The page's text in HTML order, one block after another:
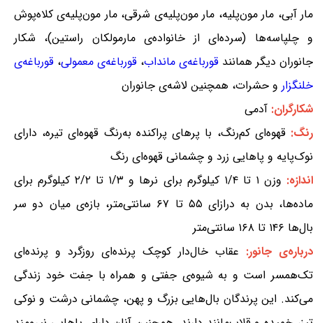
مار آبی، مار مون‌پلیه، مار مون‌پلیه‌ی شرقی، مار مون‌پلیه‌ی کلاه‌پوش
و چلپاسه‌ها (سرده‌ای از خانواده‌ی مارمولکان راستین)، شکار
جانوران دیگر همانند قورباغه‌ی مانداب، قورباغه‌ی معمولی، قورباغه‌ی
خلنگزار و حشرات، همچنین لاشه‌ی جانوران
شکارگران: آدمی
رنگ:قهوه‌ای کم‌رنگ، با پرهای پراکنده به‌رنگ قهوه‌ای تیره، دارای
نوک‌پایه و پاهایی زرد و چشمانی قهو‌ه‌ای رنگ
اندازه:
وزن ۱ تا ۱/۴ کیلوگرم برای نرها و ۱/۳ تا ۲/۲ کیلوگرم برای
ماده‌ها، بدن به درازای ۵۵ تا ۶۷ سانتی‌متر، بازه‌ی میان دو سر
بال‌ها ۱۴۶ تا ۱۶۸ سانتی‌متر
درباره‌ی جانور: عقاب خال‌دار کوچک پرنده‌ای روزگرد و پرنده‌ای
تک‌همسر است و به شیوه‌ی جفتی و همراه با جفت خود زندگی
می‌کند. این پرندگان بال‌هایی بزرگ و پهن، چشمانی درشت و نوکی